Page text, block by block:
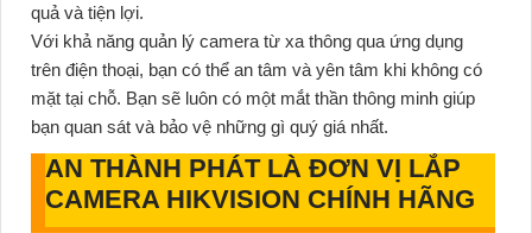
quả và tiện lợi.
Với khả năng quản lý camera từ xa thông qua ứng dụng
trên điện thoại, bạn có thể an tâm và yên tâm khi không có
mặt tại chỗ. Bạn sẽ luôn có một mắt thần thông minh giúp
bạn quan sát và bảo vệ những gì quý giá nhất.
AN THÀNH PHÁT LÀ ĐƠN VỊ LẮP
CAMERA HIKVISION CHÍNH HÃNG